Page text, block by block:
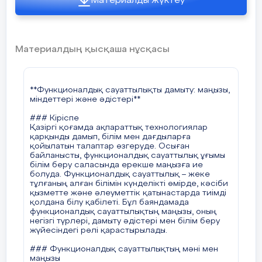
анықтауға және шешім қабылдауға үйретеді.
#### 3. **Ойын технологиялары**
Рөлдік ойындар, іскерлік ойындар,
симуляциялық ойындар арқылы оқушылар
оларды шешуге үйренеді. Бұл олардың
коммуникативтік және басқарушылық
дағдыларын жетілдіреді.
#### 4. **Ақпараттық-коммуникациялық
технологияларды (АКТ) пайдалану**
Қазіргі таңда сандық технологиялар
функционалдық сауаттылықтың маңызды бөлігі
болып табылады. Оқушыларға интернет-
ресурстарды қолдануды, электрондық
оқулықтармен жұмыс істеуді, онлайн курстардан
білім алуды үйрету маңызды.
#### 5. **Пәнаралық байланыс**
Функционалдық сауаттылықты дамыту үшін
әртүрлі пәндер бойынша интеграцияланған
сабақтар өткізу қажет. Мысалы, математика
сабақтарында қаржылық сауаттылық
элементтерін қосу немесе тарих сабақтарында
Материалдың қысқаша нұсқасы
**Функционалдық сауаттылықты дамыту: маңызы,
міндеттері және әдістері**
### Кіріспе
Қазіргі қоғамда ақпараттық технологиялар
қарқынды дамып, білім мен дағдыларға
қойылатын талаптар өзгеруде. Осыған
байланысты, функционалдық сауаттылық ұғымы
білім беру саласында ерекше маңызға ие
болуда. Функционалдық сауаттылық – жеке
тұлғаның алған білімін күнделікті өмірде, кәсіби
қызметте және әлеуметтік қатынастарда тиімді
қолдана білу қабілеті. Бұл баяндамада
функционалдық сауаттылықтың маңызы, оның
негізгі түрлері, дамыту әдістері мен білім беру
жүйесіндегі рөлі қарастырылады.
### Функционалдық сауаттылықтың мәні мен
маңызы